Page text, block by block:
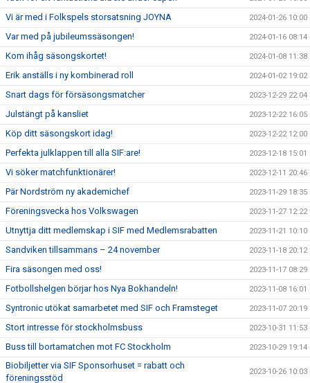
Vi är med i Folkspels storsatsning JOYNA 2024-01-26 10:00
Var med på jubileumssäsongen! 2024-01-16 08:14
Kom ihåg säsongskortet! 2024-01-08 11:38
Erik anställs i ny kombinerad roll 2024-01-02 19:02
Snart dags för försäsongsmatcher 2023-12-29 22:04
Julstängt på kansliet 2023-12-22 16:05
Köp ditt säsongskort idag! 2023-12-22 12:00
Perfekta julklappen till alla SIF:are! 2023-12-18 15:01
Vi söker matchfunktionärer! 2023-12-11 20:46
Pär Nordström ny akademichef 2023-11-29 18:35
Föreningsvecka hos Volkswagen 2023-11-27 12:22
Utnyttja ditt medlemskap i SIF med Medlemsrabatten 2023-11-21 10:10
Sandviken tillsammans – 24 november 2023-11-18 20:12
Fira säsongen med oss! 2023-11-17 08:29
Fotbollshelgen börjar hos Nya Bokhandeln! 2023-11-08 16:01
Syntronic utökat samarbetet med SIF och Framsteget 2023-11-07 20:19
Stort intresse för stockholmsbuss 2023-10-31 11:53
Buss till bortamatchen mot FC Stockholm 2023-10-29 19:14
Biobiljetter via SIF Sponsorhuset = rabatt och
föreningsstöd
2023-10-26 10:03